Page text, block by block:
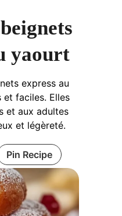
yaourt
express au
faciles. Elles
et aux adultes
et légèreté.
Pin Recipe